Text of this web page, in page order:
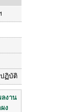
ฏิบัติ
งาน
ง